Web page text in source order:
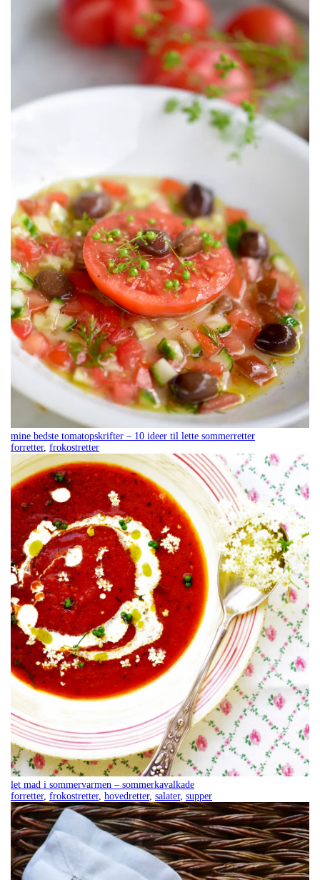
mine bedste tomatopskrifter – 10 ideer til lette sommerretter
forretter, frokostretter
let mad i sommervarmen – sommerkavalkade
forretter, frokostretter, hovedretter, salater, supper